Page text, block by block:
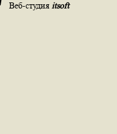
Веб-студия itsoft